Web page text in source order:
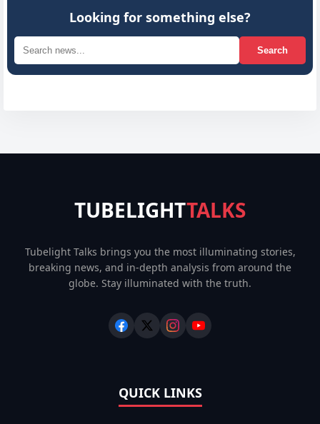
Looking for something else?
Search
TUBELIGHTTALKS
Tubelight Talks brings you the most illuminating stories,
breaking news, and in-depth analysis from around the
globe. Stay illuminated with the truth.
QUICK LINKS